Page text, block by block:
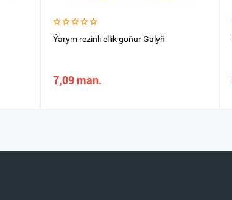
Ýarym rezinli ellik goňur Galyň
7,09 man.